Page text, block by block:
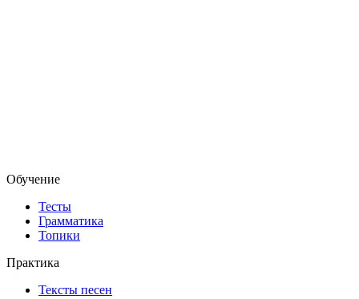
Обучение
Тесты
Грамматика
Топики
Практика
Тексты песен